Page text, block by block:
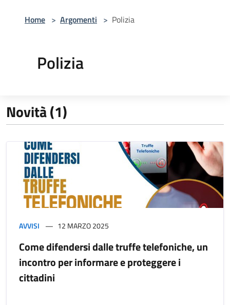
Home > Argomenti > Polizia
Polizia
Novità (1)
AVVISI 12 MARZO 2025
Come difendersi dalle truffe telefoniche, un
incontro per informare e proteggere i
cittadini